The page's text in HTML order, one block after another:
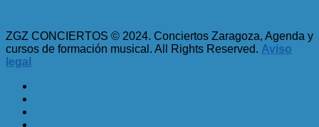
ZGZ CONCIERTOS © 2024. Conciertos Zaragoza, Agenda y
cursos de formación musical. All Rights Reserved. Aviso
legal